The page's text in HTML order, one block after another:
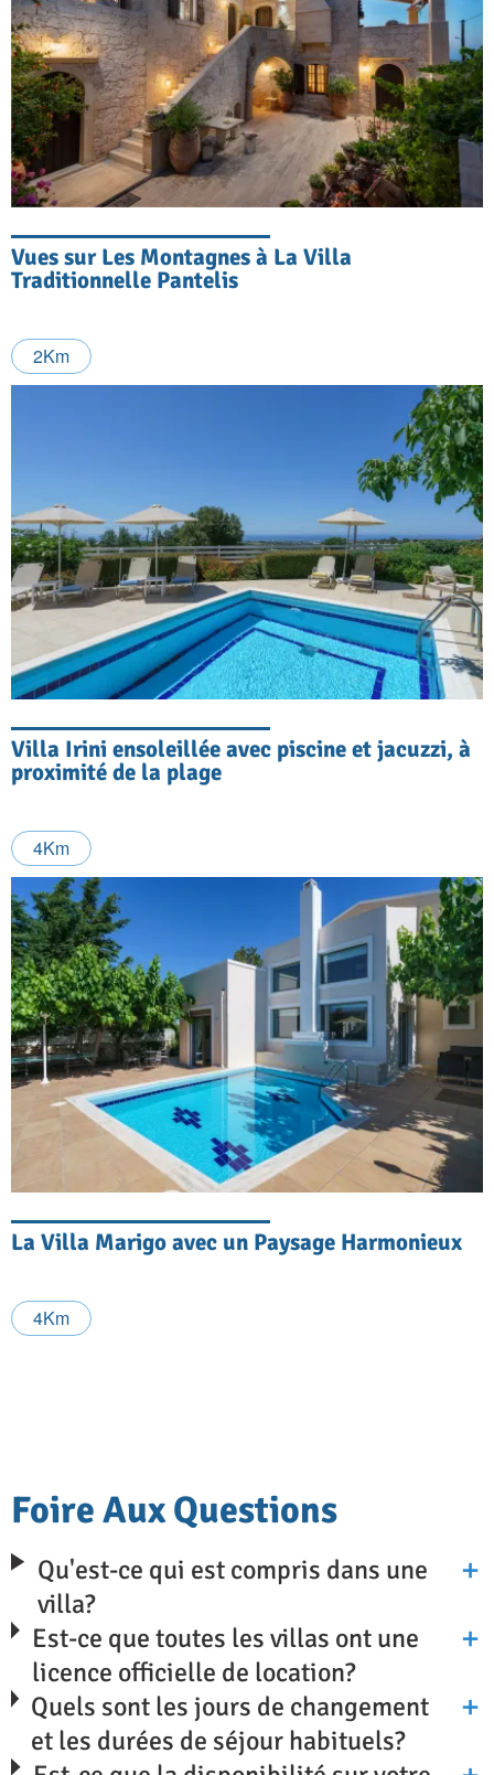
Vues sur Les Montagnes à La Villa
Traditionnelle Pantelis
2Km
Villa Irini ensoleillée avec piscine et jacuzzi, à
proximité de la plage
4Km
La Villa Marigo avec un Paysage Harmonieux
4Km
Foire Aux Questions
Qu'est-ce qui est compris dans une
villa?
Est-ce que toutes les villas ont une
licence officielle de location?
Quels sont les jours de changement
et les durées de séjour habituels?